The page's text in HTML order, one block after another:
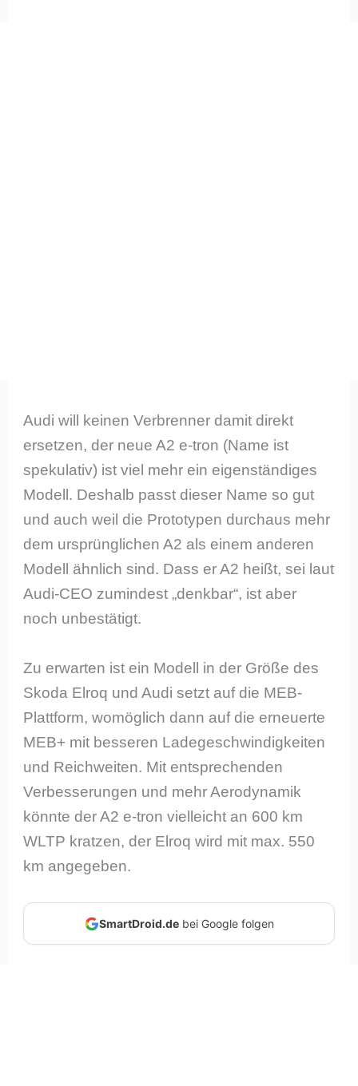
Audi will keinen Verbrenner damit direkt
ersetzen, der neue A2 e-tron (Name ist
spekulativ) ist viel mehr ein eigenständiges
Modell. Deshalb passt dieser Name so gut
und auch weil die Prototypen durchaus mehr
dem ursprünglichen A2 als einem anderen
Modell ähnlich sind. Dass er A2 heißt, sei laut
Audi-CEO zumindest „denkbar“, ist aber
noch unbestätigt.
Zu erwarten ist ein Modell in der Größe des
Skoda Elroq und Audi setzt auf die MEB-
Plattform, womöglich dann auf die erneuerte
MEB+ mit besseren Ladegeschwindigkeiten
und Reichweiten. Mit entsprechenden
Verbesserungen und mehr Aerodynamik
könnte der A2 e-tron vielleicht an 600 km
WLTP kratzen, der Elroq wird mit max. 550
km angegeben.
SmartDroid.debei Google folgen